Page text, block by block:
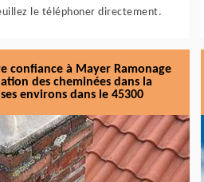
le téléphoner directement.
confiance à Mayer Ramonage
des cheminées dans la
environs dans le 45300